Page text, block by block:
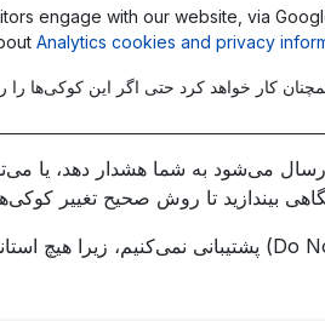
engage with our website, via
Analytics cookies and privacy
کار خواهد کرد حتی اگر این کوکی‌ها را
ارسال می‌شود به شما هشدار دهد، یا
بیندازید تا روش صحیح تغییر